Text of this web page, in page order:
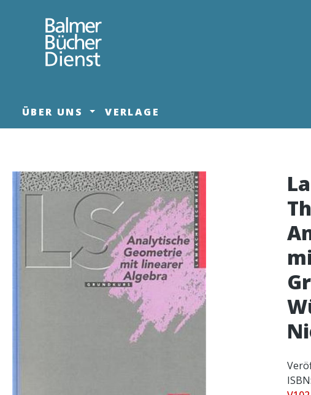
Zur Hauptnavigation springen
ÜBER UNS VERLAGE
Bildergalerie überspringen